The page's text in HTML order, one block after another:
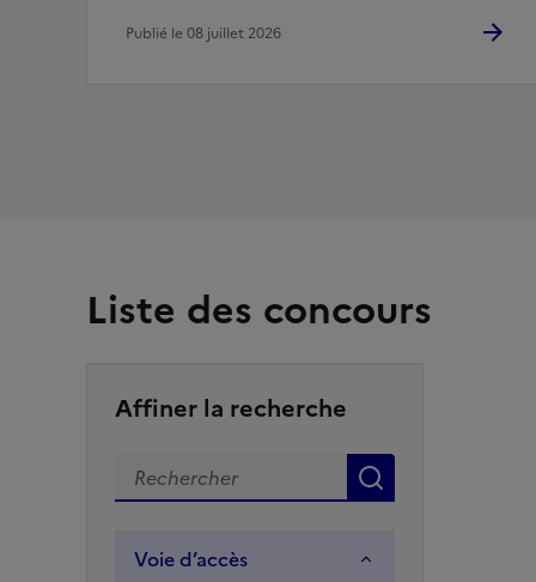
Publié le 08 juillet 2026
Liste des concours
Affiner la recherche
Recherche par mot(s) clé(s)
Voie d’accès